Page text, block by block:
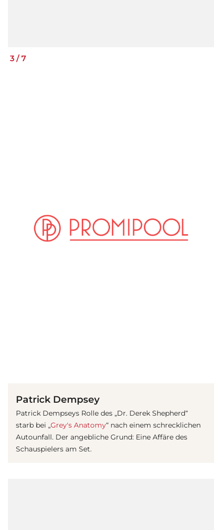
3 / 7
Patrick Dempsey
Patrick Dempseys Rolle des „Dr. Derek Shepherd“
starb bei „Grey's Anatomy“ nach einem schrecklichen
Autounfall. Der angebliche Grund: Eine Affäre des
Schauspielers am Set.